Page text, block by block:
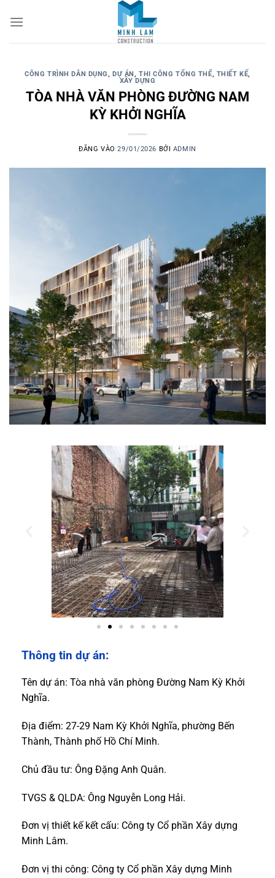
CÔNG TRÌNH DÂN DỤNG,DỰ ÁN, THI CÔNG TỔNG THỂ, THIẾT KẾ,
XÂY DỰNG
TÒA NHÀ VĂN PHÒNG ĐƯỜNG NAM
KỲ KHỞI NGHĨA
ĐĂNG VÀO29/01/2026 BỞI ADMIN
Thông tin dự án:
Tên dự án: Tòa nhà văn phòng Đường Nam Kỳ Khởi
Nghĩa.
Địa điểm: 27-29 Nam Kỳ Khởi Nghĩa, phường Bến
Thành, Thành phố Hồ Chí Minh.
Chủ đầu tư: Ông Đặng Anh Quân.
TVGS & QLDA: Ông Nguyễn Long Hải.
Đơn vị thiết kế kết cấu: Công ty Cổ phần Xây dựng
Minh Lâm.
Đơn vị thi công: Công ty Cổ phần Xây dựng Minh